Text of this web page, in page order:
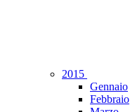
2015
Gennaio
Febbraio